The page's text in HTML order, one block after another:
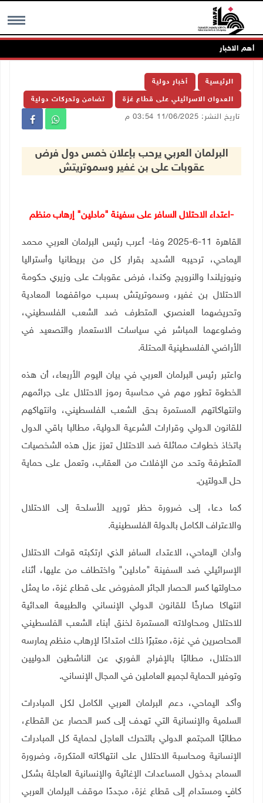
MENU أهم الاخبار
الرئيسية أخبار دولية
العدوان الاسرائيلي على قطاع غزة تضامن وتحركات دولية
تاريخ النشر: 11/06/2025 03:54 م
البرلمان العربي يرحب بإعلان خمس دول فرض
عقوبات على بن غفير وسموتريتش
-اعتداء الاحتلال السافر على سفينة "مادلين" إرهاب منظم
القاهرة 11-6-2025 وفا- أعرب رئيس البرلمان العربي محمد
اليماحي، ترحيبه الشديد بقرار كل من بريطانيا وأستراليا
ونيوزيلندا والنرويج وكندا، فرض عقوبات على وزيري حكومة
الاحتلال بن غفير، وسموتريتش بسبب مواقفهما المعادية
وتحريضهما العنصري المتطرف ضد الشعب الفلسطيني،
وضلوعهما المباشر في سياسات الاستعمار والتصعيد في
الأراضي الفلسطينية المحتلة.
واعتبر رئيس البرلمان العربي في بيان اليوم الأربعاء، أن هذه
الخطوة تطور مهم في محاسبة رموز الاحتلال على جرائمهم
وانتهاكاتهم المستمرة بحق الشعب الفلسطيني، وانتهاكهم
للقانون الدولي وقرارات الشرعية الدولية، مطالبا باقي الدول
باتخاذ خطوات مماثلة ضد الاحتلال تعزز عزل هذه الشخصيات
المتطرفة وتحد من الإفلات من العقاب، وتعمل على حماية
حل الدولتين.
كما دعا، إلى ضرورة حظر توريد الأسلحة إلى الاحتلال
والاعتراف الكامل بالدولة الفلسطينية.
وأدان اليماحي، الاعتداء السافر الذي ارتكبته قوات الاحتلال
الإسرائيلي ضد السفينة "مادلين" واختطاف من عليها، أثناء
محاولتها كسر الحصار الجائر المفروض على قطاع غزة، ما يمثل
انتهاكا صارخًا للقانون الدولي الإنساني والطبيعة العدائية
للاحتلال ومحاولاته المستمرة لخنق أبناء الشعب الفلسطيني
المحاصرين في غزة، معتبرًا ذلك امتدادًا لإرهاب منظم يمارسه
الاحتلال، مطالبًا بالإفراج الفوري عن الناشطين الدوليين
وتوفير الحماية لجميع العاملين في المجال الإنساني.
وأكد اليماحي، دعم البرلمان العربي الكامل لكل المبادرات
السلمية والإنسانية التي تهدف إلى كسر الحصار عن القطاع،
مطالبًا المجتمع الدولي بالتحرك العاجل لحماية كل المبادرات
الإنسانية ومحاسبة الاحتلال على انتهاكاته المتكررة، وضرورة
السماح بدخول المساعدات الإغاثية والإنسانية العاجلة بشكل
كافٍ ومستدام إلى قطاع غزة، مجددًا موقف البرلمان العربي